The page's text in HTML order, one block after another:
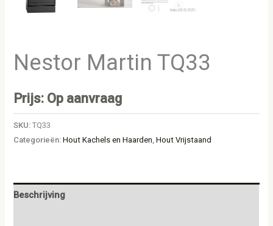
Nestor Martin TQ33
Prijs: Op aanvraag
SKU:TQ33
Categorieën:Hout Kachels en Haarden ,Hout Vrijstaand
Beschrijving